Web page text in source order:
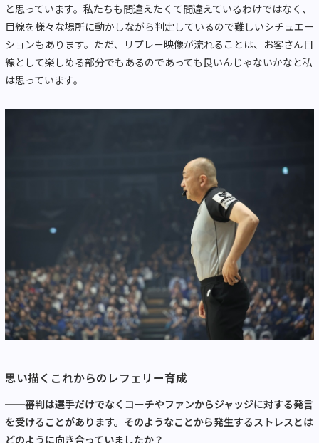
と思っています。私たちも間違えたくて間違えているわけではなく、
目線を様々な場所に動かしながら判定しているので難しいシチュエー
ションもあります。ただ、リプレー映像が流れることは、お客さん目
線として楽しめる部分でもあるのであっても良いんじゃないかなと私
は思っています。
思い描くこれからのレフェリー育成
──審判は選手だけでなくコーチやファンからジャッジに対する発言
を受けることがあります。そのようなことから発生するストレスとは
どのように向き合っていましたか？